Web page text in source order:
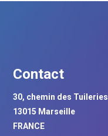
Contact
30, chemin des Tuileries
13015 Marseille
FRANCE